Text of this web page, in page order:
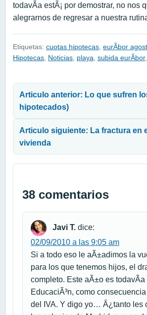
todavÃ­a estÃ¡ por demostrar, no nos
alegrarnos de regresar a nuestra
Etiquetas: cuotas hipotecas eurÃ­bor
Hipotecas Noticias playa subida eurÃ­bor,
Articulo anterior: Lo que sufren
hipotecados)
Articulo siguiente: La fractura en
vivienda
38 comentarios
Javi T. dice:
02/09/2010 a las 9:05 am
Si a todo eso le aÃ±adimos la
para los que tenemos hijos, el
completo. Este aÃ±o es todavÃ­a
EducaciÃ³n, como
del IVA. Y digo yo… Â¿tanto les